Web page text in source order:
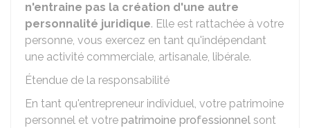
n'entraine pas la création d'une autre
personnalité juridique. Elle est rattachée à votre
personne, vous exercez en tant qu'indépendant
une activité commerciale, artisanale, libérale.
Étendue de la responsabilité
En tant qu'entrepreneur individuel, votre patrimoine
personnel et votre patrimoine professionnel sont